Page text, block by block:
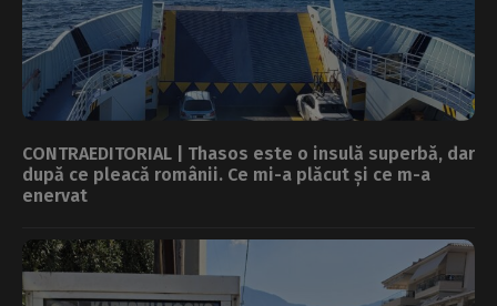
CONTRAEDITORIAL | Thasos este o insulă superbă, dar
după ce pleacă românii. Ce mi-a plăcut și ce m-a
enervat